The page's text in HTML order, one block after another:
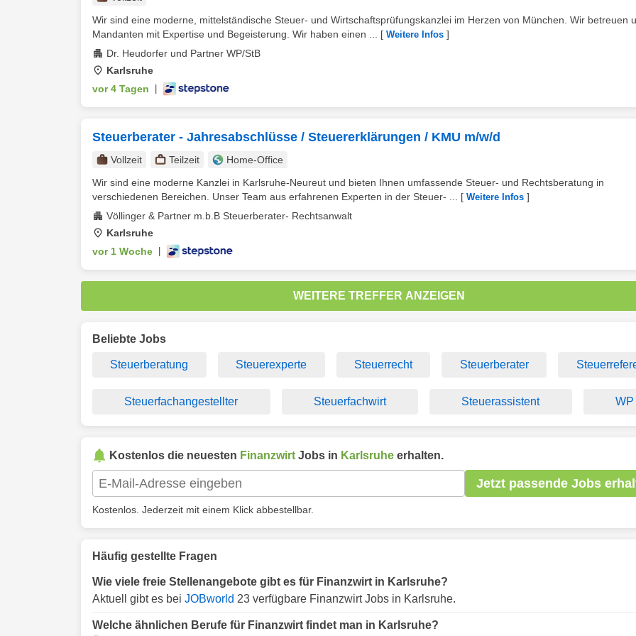
Wir sind eine moderne, mittelständische Steuer- und Wirtschaftsprüfungskanzlei im Herzen von München. Wir betreuen
Mandanten mit Expertise und Begeisterung. Wir haben einen ...
[ Weitere Infos ]
Dr. Heudorfer und Partner WP/StB
Karlsruhe
vor 4 Tagen
Steuerberater - Jahresabschlüsse / Steuererklärungen / KMU m/w/d
Vollzeit Teilzeit
Home-Office
Wir sind eine moderne Kanzlei in Karlsruhe-Neureut und bieten Ihnen umfassende Steuer- und Rechtsberatung in
verschiedenen Bereichen. Unser Team aus erfahrenen Experten in der Steuer- ...
[ Weitere Infos ]
Völlinger & Partner m.b.B Steuerberater- Rechtsanwalt
Karlsruhe
vor 1 Woche
WEITERE TREFFER ANZEIGEN
Beliebte Jobs
Steuerberatung Steuerexperte Steuerrecht Steuerberater
Steuerfachangestellter Steuerfachwirt Steuerassistent WP
Kostenlos die neuesten Finanzwirt Jobs in Karlsruhe erhalten.
Jetzt passende Jobs
Kostenlos. Jederzeit mit einem Klick abbestellbar.
Häufig gestellte Fragen
Wie viele freie Stellenangebote gibt es für Finanzwirt in Karlsruhe?
Aktuell gibt es bei JOBworld 23 verfügbare Finanzwirt Jobs in Karlsruhe.
Welche ähnlichen Berufe für Finanzwirt findet man in Karlsruhe?